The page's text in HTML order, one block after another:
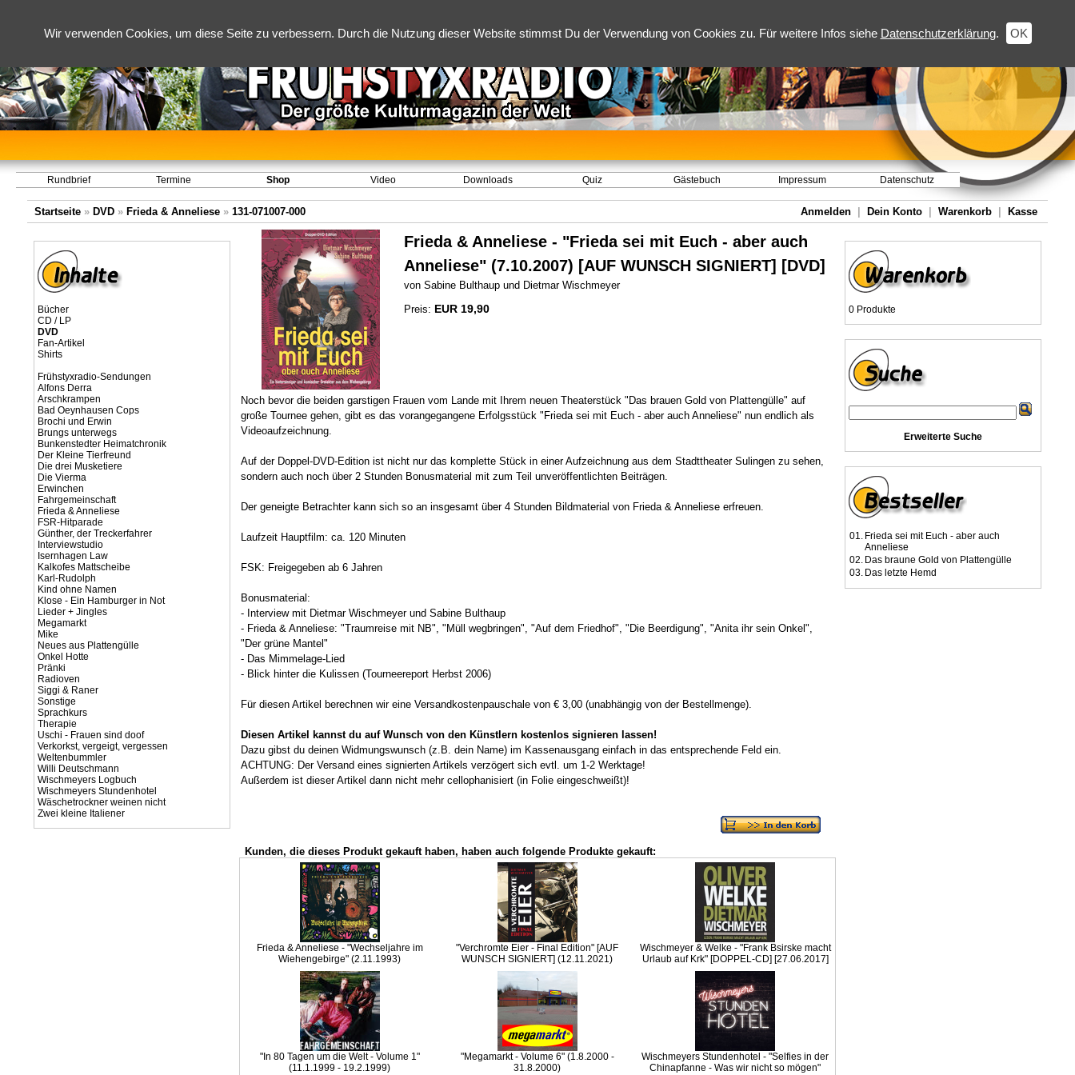
Wir verwenden Cookies, um diese Seite zu verbessern. Durch die Nutzung dieser Website stimmst Du der Verwendung von Cookies zu. Für weitere Infos siehe Datenschutzerklärung. OK
Rundbrief Termine Shop Video Downloads Quiz Gästebuch Impressum Datenschutz
Startseite » DVD » Frieda & Anneliese » 131-071007-000 Anmelden Dein Konto Warenkorb Kasse
Bücher
CD / LP
DVD
Fan-Artikel
Shirts
Frühstyxradio-Sendungen
Alfons Derra
Arschkrampen
Bad Oeynhausen Cops
Brochi und Erwin
Brungs unterwegs
Bunkenstedter Heimatchronik
Der Kleine Tierfreund
Die drei Musketiere
Die Vierma
Erwinchen
Fahrgemeinschaft
Frieda & Anneliese
FSR-Hitparade
Günther, der Treckerfahrer
Interviewstudio
Isernhagen Law
Kalkofes Mattscheibe
Karl-Rudolph
Kind ohne Namen
Klose - Ein Hamburger in Not
Lieder + Jingles
Megamarkt
Mike
Neues aus Plattengülle
Onkel Hotte
Pränki
Radioven
Siggi & Raner
Sonstige
Sprachkurs
Therapie
Uschi - Frauen sind doof
Verkorkst, vergeigt, vergessen
Weltenbummler
Willi Deutschmann
Wischmeyers Logbuch
Wischmeyers Stundenhotel
Wäschetrockner weinen nicht
Zwei kleine Italiener
Frieda & Anneliese - "Frieda sei mit Euch - aber auch
Anneliese" (7.10.2007) [AUF WUNSCH SIGNIERT] [DVD]
von Sabine Bulthaup und Dietmar Wischmeyer
Preis: EUR 19,90
Noch bevor die beiden garstigen Frauen vom Lande mit Ihrem neuen Theaterstück "Das brauen Gold von Plattengülle" auf
große Tournee gehen, gibt es das vorangegangene Erfolgsstück "Frieda sei mit Euch - aber auch Anneliese" nun endlich als
Videoaufzeichnung.
Auf der Doppel-DVD-Edition ist nicht nur das komplette Stück in einer Aufzeichnung aus dem Stadttheater Sulingen zu sehen,
sondern auch noch über 2 Stunden Bonusmaterial mit zum Teil unveröffentlichten Beiträgen.
Der geneigte Betrachter kann sich so an insgesamt über 4 Stunden Bildmaterial von Frieda & Anneliese erfreuen.
Laufzeit Hauptfilm: ca. 120 Minuten
FSK: Freigegeben ab 6 Jahren
Bonusmaterial:
- Interview mit Dietmar Wischmeyer und Sabine Bulthaup
- Frieda & Anneliese: "Traumreise mit NB", "Müll wegbringen", "Auf dem Friedhof", "Die Beerdigung", "Anita ihr sein Onkel",
"Der grüne Mantel"
- Das Mimmelage-Lied
- Blick hinter die Kulissen (Tourneereport Herbst 2006)
Für diesen Artikel berechnen wir eine Versandkostenpauschale von € 3,00 (unabhängig von der Bestellmenge).
Diesen Artikel kannst du auf Wunsch von den Künstlern kostenlos signieren lassen!
Dazu gibst du deinen Widmungswunsch (z.B. dein Name) im Kassenausgang einfach in das entsprechende Feld ein.
ACHTUNG: Der Versand eines signierten Artikels verzögert sich evtl. um 1-2 Werktage!
Außerdem ist dieser Artikel dann nicht mehr cellophanisiert (in Folie eingeschweißt)!
Kunden, die dieses Produkt gekauft haben, haben auch folgende Produkte gekauft:
Frieda & Anneliese - "Wechseljahre im
Wiehengebirge" (2.11.1993)
"Verchromte Eier - Final Edition" [AUF
WUNSCH SIGNIERT] (12.11.2021)
Wischmeyer & Welke - "Frank Bsirske macht
Urlaub auf Krk" [DOPPEL-CD] [27.06.2017]
"In 80 Tagen um die Welt - Volume 1"
(11.1.1999 - 19.2.1999)
"Megamarkt - Volume 6" (1.8.2000 -
31.8.2000)
Wischmeyers Stundenhotel - "Selfies in der
Chinapfanne - Was wir nicht so mögen"
0 Produkte
Erweiterte Suche
01. Frieda sei mit Euch - aber auch
Anneliese
02. Das braune Gold von Plattengülle
03. Das letzte Hemd